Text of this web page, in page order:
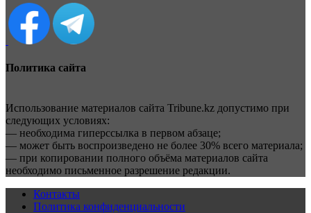
Политика сайта
Использование материалов сайта Tribune.kz допустимо при
следующих условиях:
— необходима гиперссылка в первом абзаце;
— может быть воспроизведено не более 30% всего материала;
— при копировании полного объёма материалов сайта
необходимо письменное разрешение редакции.
Контакты
Политика конфиденциальности